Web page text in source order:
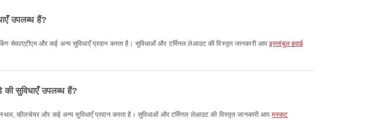
उपलब्ध हैं?
सेवा/एटीएम और कई अन्य सुविधाएँ प्रदान करता है। सुविधाओं और टर्मिनल लेआउट की विस्तृत जानकारी आपइस्तांबुल हवाई
की सुविधाएँ उपलब्ध हैं?
स्थल, व्हीलचेयर और कई अन्य सुविधाएँ प्रदान करता है। सुविधाओं और टर्मिनल लेआउट की विस्तृत जानकारी आपमस्कट